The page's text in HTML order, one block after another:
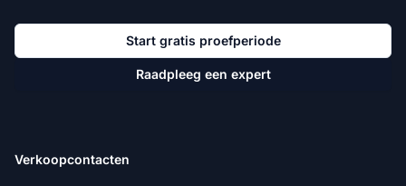
Start gratis proefperiode
Raadpleeg een expert
Verkoopcontacten